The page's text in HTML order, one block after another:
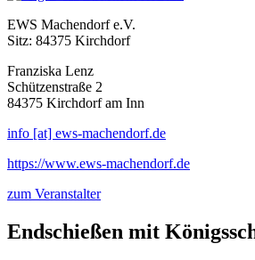
EWS Machendorf e.V.
Sitz: 84375 Kirchdorf
Franziska Lenz
Schützenstraße 2
84375 Kirchdorf am Inn
info [at] ews-machendorf.de
https://www.ews-machendorf.de
zum Veranstalter
Endschießen mit